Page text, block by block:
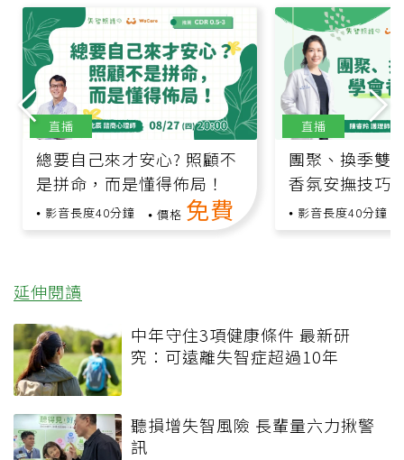
總要自己來才安心? 照顧不
是拼命，而是懂得佈局！
影音長度40分鐘 價格 免費
直播
團聚、換季雙
香氛安撫技巧
影音長度40分鐘
直播
延伸閱讀
中年守住3項健康條件 最新研
究：可遠離失智症超過10年
聽損增失智風險 長輩量六力揪警
訊